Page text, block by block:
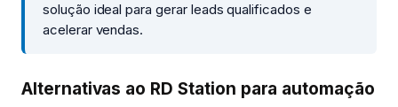
solução ideal para gerar leads qualificados e
acelerar vendas.
Alternativas ao RD Station para automação